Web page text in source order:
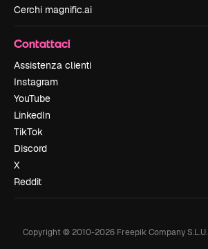
Cerchi magnific.ai
Contattaci
Assistenza clienti
Instagram
YouTube
LinkedIn
TikTok
Discord
X
Reddit
Copyright © 2010-2026Freepik Company S.L.U.